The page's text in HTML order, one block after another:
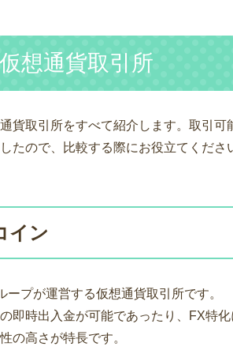
想通貨取引所
貨取引所をすべて紹介します。取引可
たので、比較する際にお役立てくださ
イン
プが運営する仮想通貨取引所です。
即時出入金が可能であったり、FX特化
の高さが特長です。